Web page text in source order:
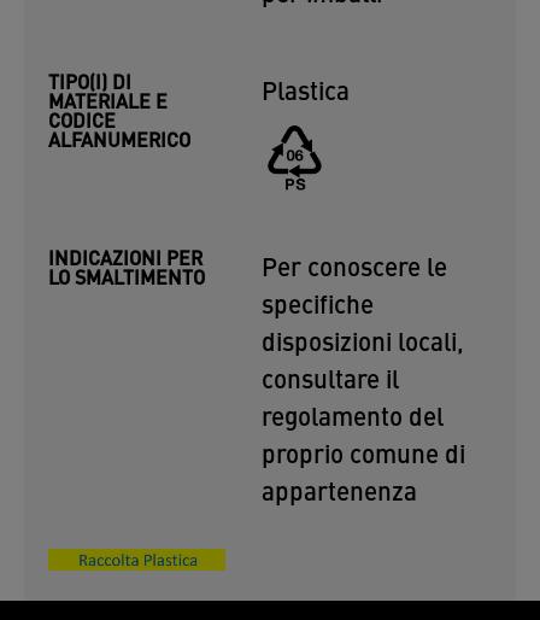
TIPO(I) DI
MATERIALE E
CODICE
ALFANUMERICO
Plastica
INDICAZIONI PER
LO SMALTIMENTO
Per conoscere le
specifiche
disposizioni locali,
consultare il
regolamento del
proprio comune di
appartenenza